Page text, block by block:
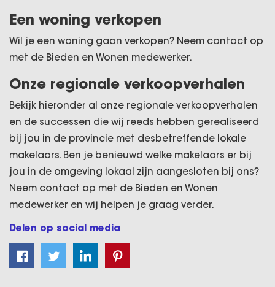
Een woning verkopen
Wil je een woning gaan verkopen? Neem contact op
met de Bieden en Wonen medewerker.
Onze regionale verkoopverhalen
Bekijk hieronder al onze regionale verkoopverhalen
en de successen die wij reeds hebben gerealiseerd
bij jou in de provincie met desbetreffende lokale
makelaars. Ben je benieuwd welke makelaars er bij
jou in de omgeving lokaal zijn aangesloten bij ons?
Neem contact op met de Bieden en Wonen
medewerker en wij helpen je graag verder.
Delen op social media